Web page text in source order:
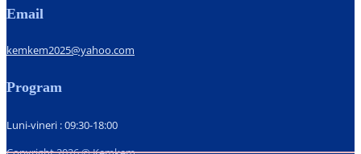
Email
kemkem2025@yahoo.com
Program
Luni-vineri : 09:30-18:00